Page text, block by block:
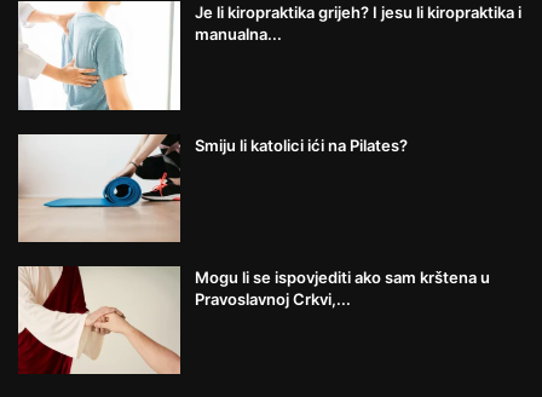
Je li kiropraktika grijeh? I jesu li kiropraktika i
manualna...
Smiju li katolici ići na Pilates?
Mogu li se ispovjediti ako sam krštena u
Pravoslavnoj Crkvi,...